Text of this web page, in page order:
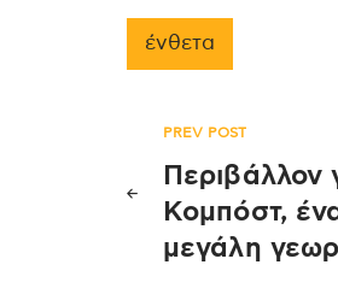
ένθετα
PREV POST
Περιβάλλον
Κομπόστ,
μεγάλη